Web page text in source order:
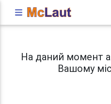
На даний момент
Вашому